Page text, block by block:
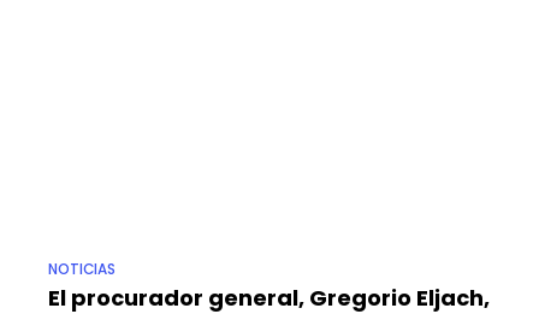
NOTICIAS
El procurador general, Gregorio Eljach,